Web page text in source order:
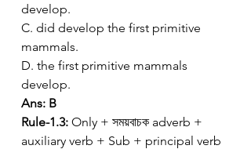
develop.
C. did develop the first primitive
mammals.
D. the first primitive mammals
develop.
Ans: B
Rule-1.3: Only + সময়বাচক adverb +
auxiliary verb + Sub + principal verb